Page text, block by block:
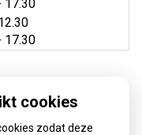
17.30
17.30
cookies
zodat deze